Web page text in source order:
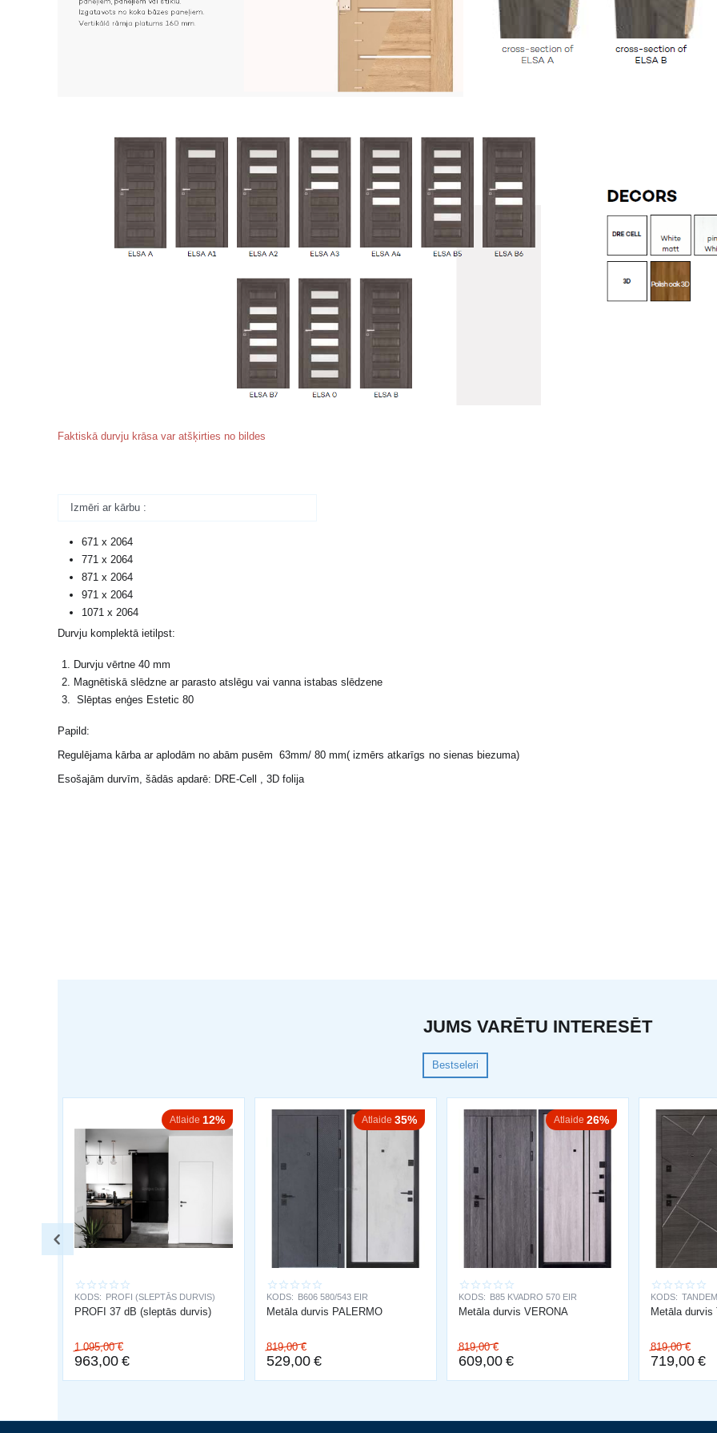
Faktiskā durvju krāsa var atšķirties no bildes
Izmēri ar kārbu :
671 x 2064
771 x 2064
871 x 2064
971 x 2064
1071 x 2064
Durvju komplektā ietilpst:
Durvju vērtne 40 mm
Magnētiskā slēdzne ar parasto atslēgu vai vanna istabas slēdzene
Slēptas enģes Estetic 80
Papild:
Regulējama kārba ar aplodām no abām pusēm 63mm/ 80 mm( izmērs atkarīgs no sienas biezuma)
Esošajām durvīm, šādās apdarē: DRE-Cell , 3D folija
JUMS VARĒTU INTERESĒT
Bestseleri
Atlaide 12%
KODS: PROFI (SLEPTĀS DURVIS)
PROFI 37 dB (sleptās durvis)
1 095,00 €
963,00 €
Atlaide 35%
KODS: B606 580/543 EIR
Metāla durvis PALERMO
819,00 €
529,00 €
Atlaide 26%
KODS: B85 KVADRO 570 EIR
Metāla durvis VERONA
819,00 €
609,00 €
KODS:
Metāla durvis
819,00 €
719,00 €